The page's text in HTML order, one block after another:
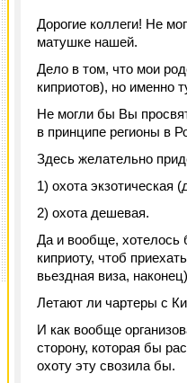
Дорогие коллеги! Не
матушке нашей.
Дело в том, что мои
киприотов), но именно
Не могли бы Вы
в принципе регионы в
Здесь желательно
1) охота экзотическая
2) охота дешевая.
Да и вообще, хотелось
киприоту, чтоб
вьездная виза, наконец)
Летают ли чартеры с
И как вообще
сторону, которая бы
охоту эту свозила бы.